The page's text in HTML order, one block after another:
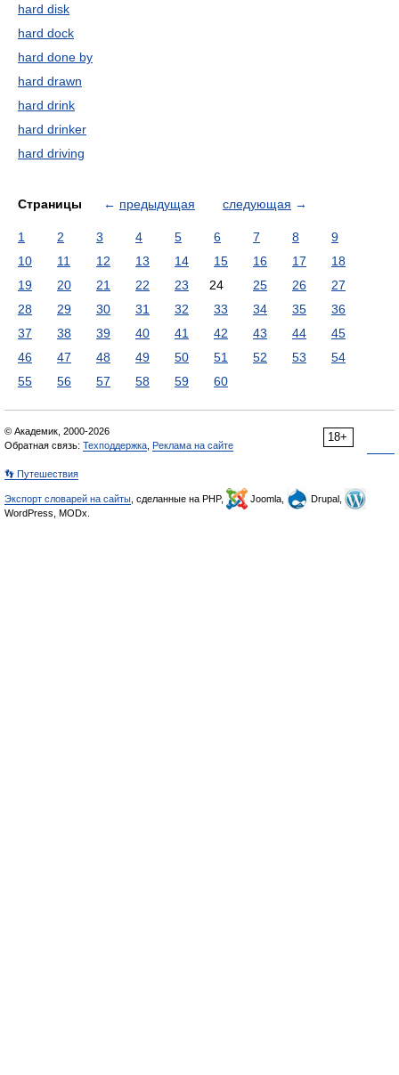
hard disk
hard dock
hard done by
hard drawn
hard drink
hard drinker
hard driving
Страницы ← предыдущая следующая →
1 2 3 4 5 6 7 8
9
10
11 12 13 14 15 16 17
18
19
20 21 22 23 24 25 26
27
28
29 30 31 32 33 34 35
36
37
38 39 40 41 42 43 44
45
46
47 48 49 50 51 52 53
54
55
56 57 58 59 60
18+
© Академик, 2000-2026
Обратная связь: Техподдержка Реклама на сайте
👣 Путешествия
Экспорт словарей на сайты , сделанные на PHP, Joomla,
Drupal,
WordPress, MODx.